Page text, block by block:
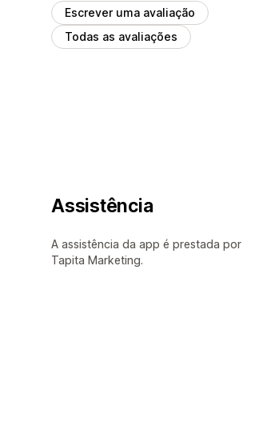
Escrever uma avaliação
Todas as avaliações
Assistência
A assistência da app é prestada por
Tapita Marketing.